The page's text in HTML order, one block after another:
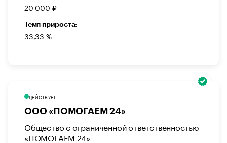
20 000 ₽
Темп прироста:
33,33 %
ДЕЙСТВУЕТ
ООО «ПОМОГАЕМ 24»
Общество с ограниченной ответственностью
«ПОМОГАЕМ 24»